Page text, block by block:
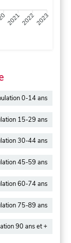
202120222023
0-14 ans
15-29 ans
30-44 ans
45-59 ans
60-74 ans
75-89 ans
90 ans et +